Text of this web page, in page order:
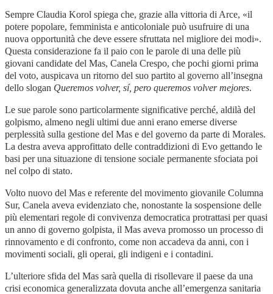
Sempre Claudia Korol spiega che, grazie alla vittoria di Arce, «il
potere popolare, femminista e anticoloniale può usufruire di una
nuova opportunità che deve essere sfruttata nel migliore dei modi».
Questa considerazione fa il paio con le parole di una delle più
giovani candidate del Mas, Canela Crespo, che pochi giorni prima
del voto, auspicava un ritorno del suo partito al governo all’insegna
dello slogan Queremos volver, sí, pero queremos volver mejores.
Le sue parole sono particolarmente significative perché, aldilà del
golpismo, almeno negli ultimi due anni erano emerse diverse
perplessità sulla gestione del Mas e del governo da parte di Morales.
La destra aveva approfittato delle contraddizioni di Evo gettando le
basi per una situazione di tensione sociale permanente sfociata poi
nel colpo di stato.
Volto nuovo del Mas e referente del movimento giovanile Columna
Sur, Canela aveva evidenziato che, nonostante la sospensione delle
più elementari regole di convivenza democratica protrattasi per quasi
un anno di governo golpista, il Mas aveva promosso un processo di
rinnovamento e di confronto, come non accadeva da anni, con i
movimenti sociali, gli operai, gli indigeni e i contadini.
L’ulteriore sfida del Mas sarà quella di risollevare il paese da una
crisi economica generalizzata dovuta anche all’emergenza sanitaria